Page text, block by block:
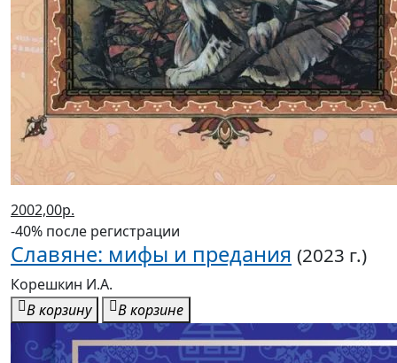
2002,00р.
-40% после регистрации
Славяне: мифы и предания (2023 г.)
Корешкин И.А.
В корзину
В корзине